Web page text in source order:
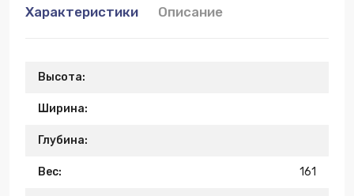
Характеристики Описание
Высота:
Ширина:
Глубина:
Вес: 161